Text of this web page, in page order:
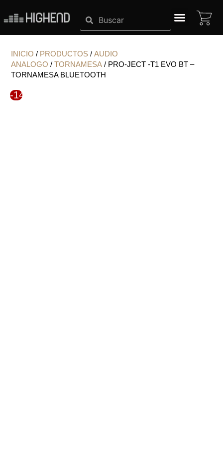
contenido
INICIO / PRODUCTOS / AUDIO
ANALOGO / TORNAMESA / PRO-JECT -T1 EVO BT –
TORNAMESA BLUETOOTH
-14%